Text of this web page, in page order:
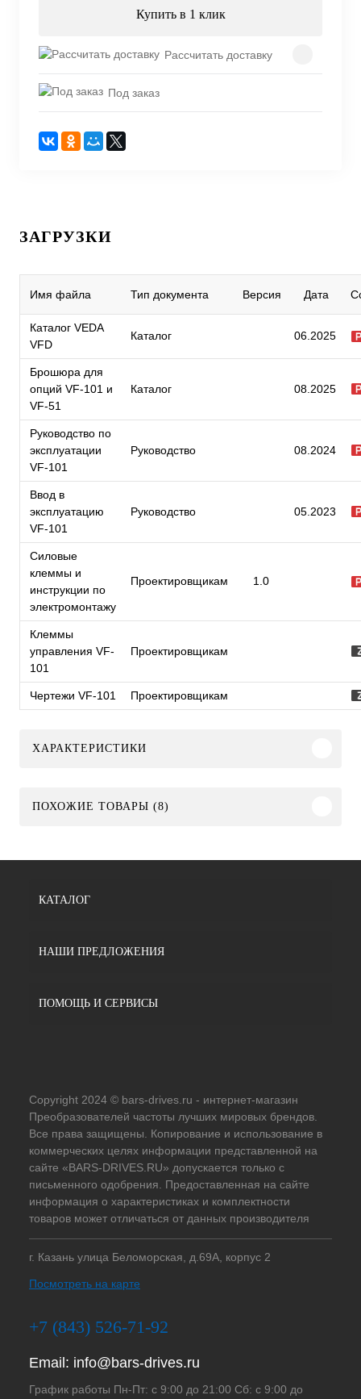
Купить в 1 клик
Рассчитать доставку
Под заказ
ЗАГРУЗКИ
Имя файла Тип документа Версия Дата
Каталог VEDA
VFD
Каталог 06.2025
Брошюра для
опций VF-101 и
VF-51
Каталог 08.2025
Руководство по
эксплуатации
VF-101
Руководство 08.2024
Ввод в
эксплуатацию
VF-101
Руководство 05.2023
Силовые
клеммы и
инструкции по
электромонтажу
Проектировщикам 1.0
Клеммы
управления VF-
101
Проектировщикам
Чертежи VF-101 Проектировщикам
ХАРАКТЕРИСТИКИ
ПОХОЖИЕ ТОВАРЫ (8)
КАТАЛОГ
НАШИ ПРЕДЛОЖЕНИЯ
ПОМОЩЬ И СЕРВИСЫ
Copyright 2024 © bars-drives.ru - интернет-магазин
Преобразователей частоты лучших мировых брендов.
Все права защищены. Копирование и использование в
коммерческих целях информации представленной на
сайте «BARS-DRIVES.RU» допускается только с
письменного одобрения. Предоставленная на сайте
информация о характеристиках и комплектности
товаров может отличаться от данных производителя
г. Казань улица Беломорская, д.69А, корпус 2
Посмотреть на карте
+7 (843) 526-71-92
Email: info@bars-drives.ru
График работы Пн-Пт: с 9:00 до 21:00 Сб: с 9:00 до